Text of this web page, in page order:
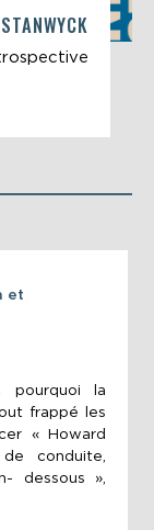
et
pourquoi la
frappé les
« Howard
conduite,
dessous »,